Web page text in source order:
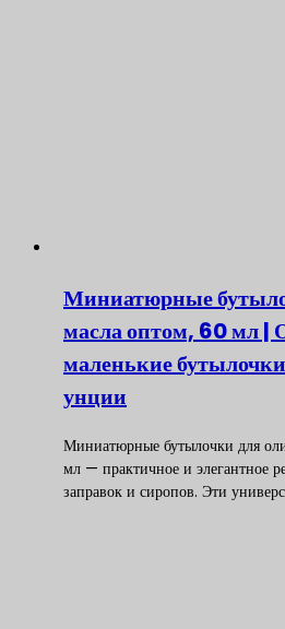
Миниатюрные
масла оптом, 60 мл |
маленькие
унции
Миниатюрные бутылочки для
мл — практичное и элегантное
заправок и сиропов. Эти